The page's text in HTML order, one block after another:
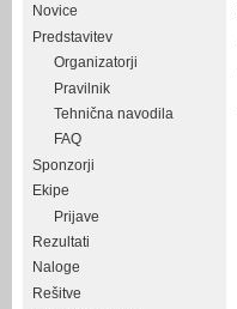
Novice
Predstavitev
Organizatorji
Pravilnik
Tehnična navodila
FAQ
Sponzorji
Ekipe
Prijave
Rezultati
Naloge
Rešitve